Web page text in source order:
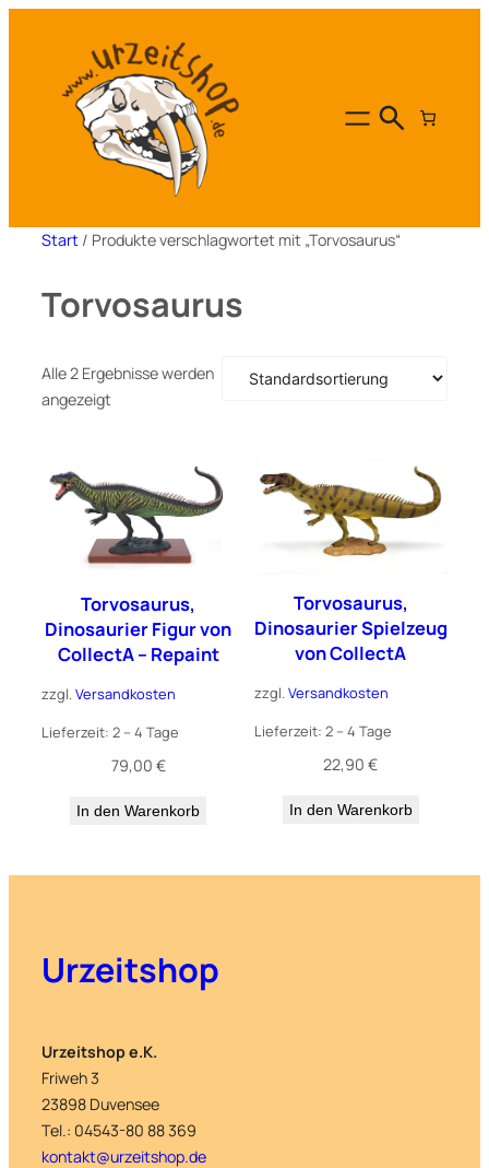
Start / Produkte verschlagwortet mit „Torvosaurus“
Torvosaurus
Alle 2 Ergebnisse werden
angezeigt
Torvosaurus,
Dinosaurier Figur von
CollectA – Repaint
zzgl.Versandkosten
Lieferzeit: 2 – 4 Tage
79,00 €
In den Warenkorb
Torvosaurus,
Dinosaurier Spielzeug
von CollectA
zzgl.Versandkosten
Lieferzeit: 2 – 4 Tage
22,90€
In den Warenkorb
Urzeitshop
Urzeitshop e.K.
Friweh 3
23898 Duvensee
Tel.: 04543-80 88 369
kontakt@urzeitshop.de